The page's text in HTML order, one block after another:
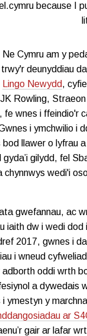
because
Cymru am y
deunyddiau
Lingo Newydd,
Rowling,
fe wnes i ffeindio'r
i ymchwilio i
llawer o lyfrau
gilydd, fel
wedi'i
gwefannau, ac
iaith dw i wedi dod
2017, gwnes i
i wneud
oddi wrth
a dywedais
ymestyn y
ar
gair ar lafar